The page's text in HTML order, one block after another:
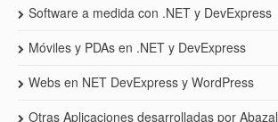
Software a medida con .NET y DevExpress
Móviles y PDAs en .NET y DevExpress
Webs en NET DevExpress y WordPress
Otras Aplicaciones desarrolladas por Abazal